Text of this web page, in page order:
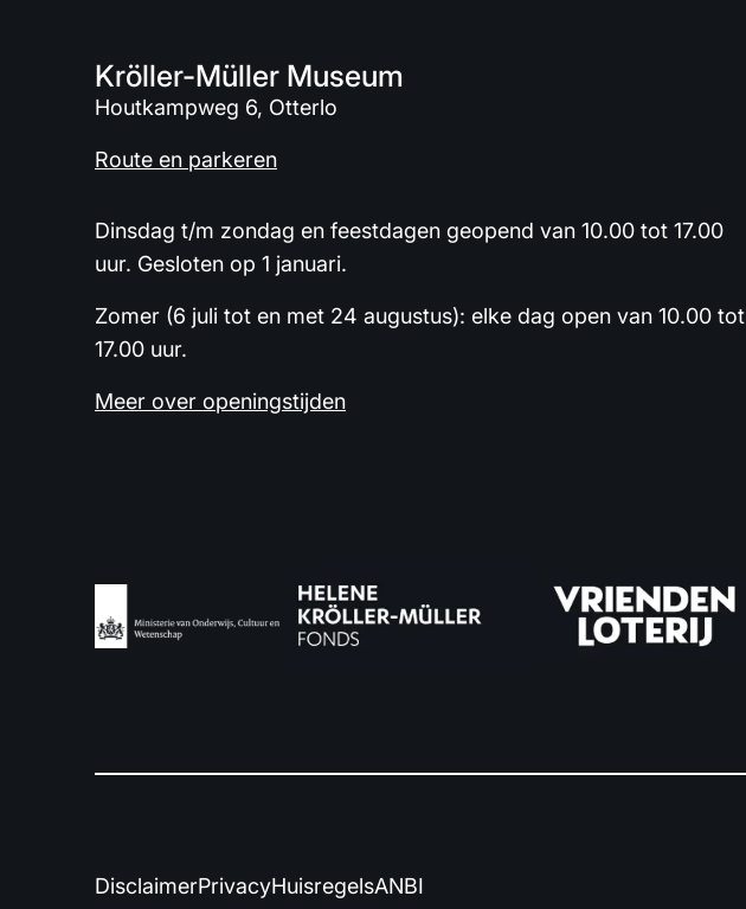
Kröller-Müller Museum
Houtkampweg 6, Otterlo
Route en parkeren
Dinsdag t/m zondag en feestdagen geopend van 10.00 tot 17.00
uur. Gesloten op 1 januari.
Zomer (6 juli tot en met 24 augustus): elke dag open van 10.00 tot
17.00 uur.
Meer over openingstijden
DisclaimerPrivacyHuisregelsANBI